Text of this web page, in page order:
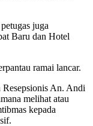
juga
Baru dan Hotel
ramai lancar.
An. Andi
melihat atau
kepada